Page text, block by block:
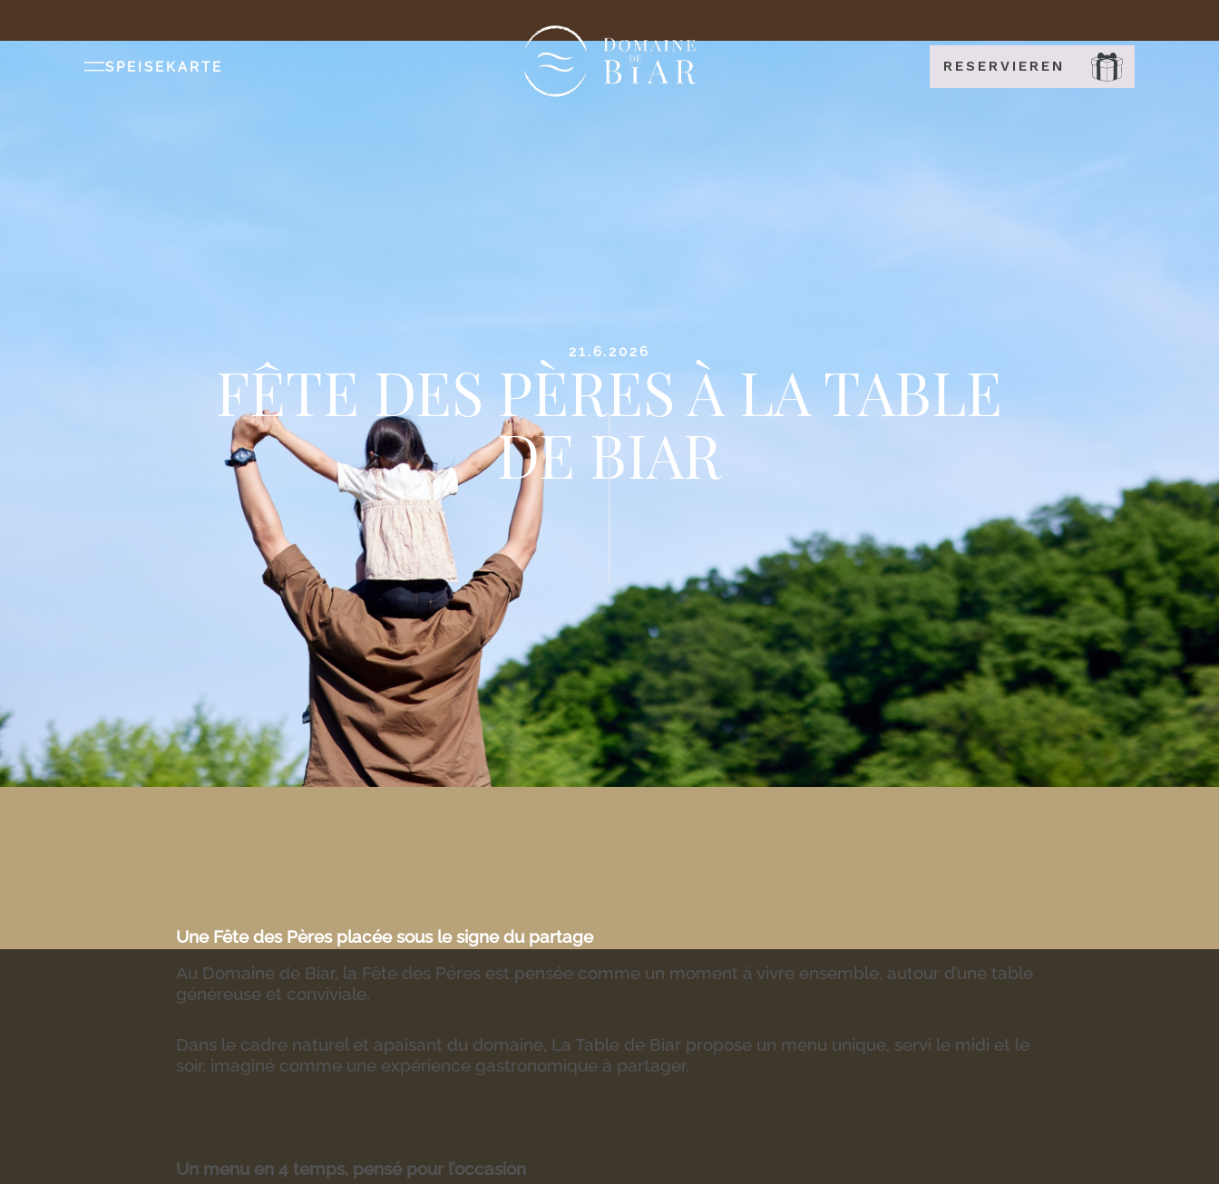
SPEISEKARTE RESERVIEREN
21.6.2026
FÊTE DES PÈRES À LA TABLE
DE BIAR
Une Fête des Pères placée sous le signe du partage
Au Domaine de Biar, la Fête des Pères est pensée comme un moment à vivre ensemble, autour d’une table
généreuse et conviviale.
Dans le cadre naturel et apaisant du domaine, La Table de Biar propose un menu unique, servi le midi et le
soir, imaginé comme une expérience gastronomique à partager.
Un menu en 4 temps, pensé pour l’occasion